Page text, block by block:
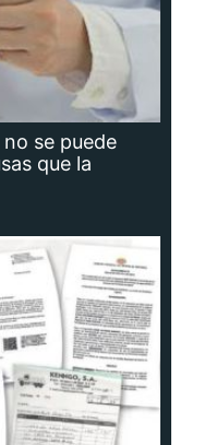
se puede
que la